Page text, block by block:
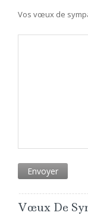
Vos vœux de
Vœux De